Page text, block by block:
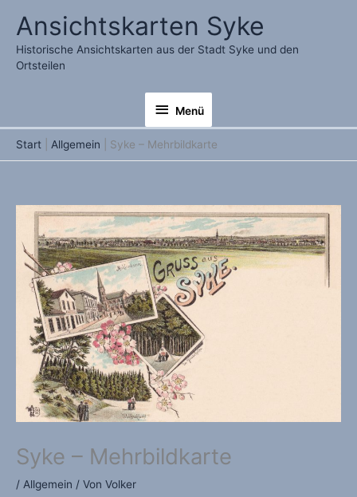
Inhalt
springen
Ansichtskarten Syke
Historische Ansichtskarten aus der Stadt Syke und den
Ortsteilen
Menü
Menü
Start Allgemein Syke – Mehrbildkarte
Syke – Mehrbildkarte
/ Allgemein / Von Volker